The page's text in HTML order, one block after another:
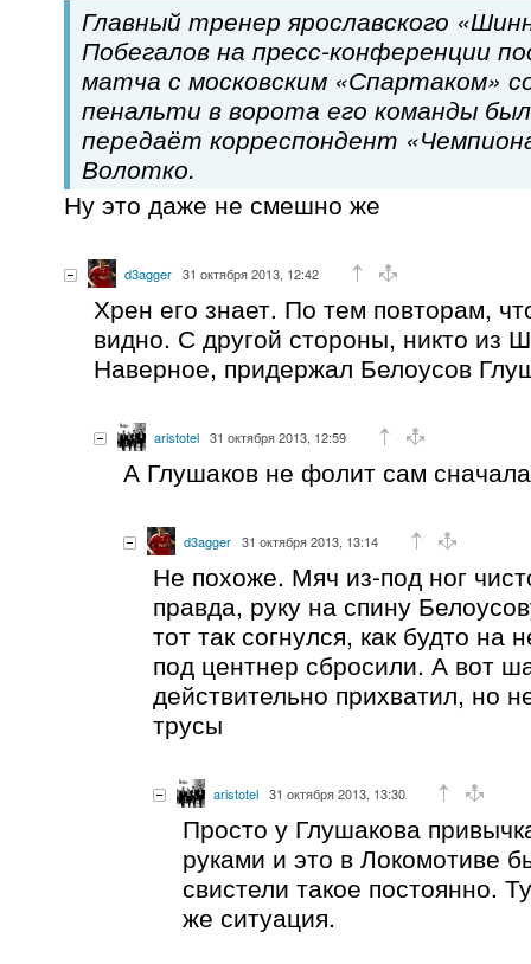
Главный тренер ярославского
Побегалов на пресс-конференции
матча с московским «Спартаком»
пенальти в ворота его команды
передаёт корреспондент
Волотко.
Ну это даже не смешно же
d3agger 31 октября 2013, 12:42
Хрен его знает. По тем повторам,
видно. С другой стороны, никто из
Наверное, придержал Белоусов
aristotel 31 октября 2013, 12:59
А Глушаков не фолит сам
d3agger 31 октября 2013, 13:14
Не похоже. Мяч из-под ног
правда, руку на спину
тот так согнулся, как будто на
под центнер сбросили. А вот
действительно прихватил, но
трусы
aristotel 31 октября 2013, 13:30
Просто у Глушакова
руками и это в Локомотиве
свистели такое постоянно.
же ситуация.